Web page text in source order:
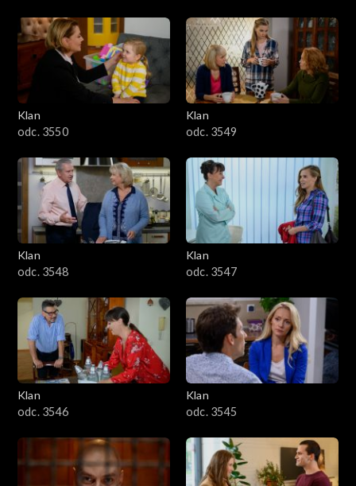
Klan
odc. 3550
Klan
odc. 3549
Klan
odc. 3548
Klan
odc. 3547
Klan
odc. 3546
Klan
odc. 3545